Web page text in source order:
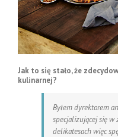
Jak to się stało, że
kulinarnej?
Byłem dyrektorem
specjalizującej się
delikatesach więc